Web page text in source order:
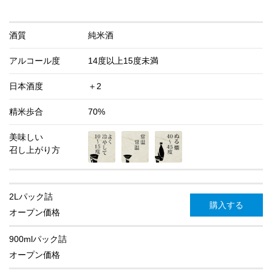
酒質 純米酒
アルコール度 14度以上15度未満
日本酒度 ＋2
精米歩合 70%
美味しい
召し上がり方
2Lパック詰
オープン価格
購入する
900mlパック詰
オープン価格